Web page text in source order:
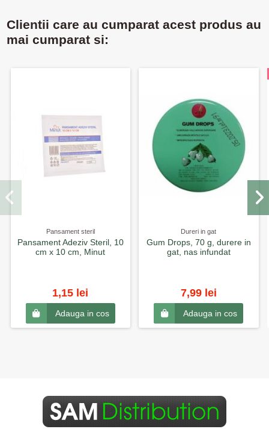
Clientii care au cumparat acest produs au
mai cumparat si:
Pansament steril
Pansament Adeziv Steril, 10
cm x 10 cm, Minut
1,15 lei
Adauga in cos
Dureri in gat
Gum Drops, 70 g, durere in
gat, nas infundat
7,99 lei
Adauga in cos